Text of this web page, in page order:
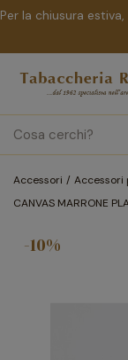
Per la chiusura
Accessori Accessori
CANVAS MARRONE
-10%